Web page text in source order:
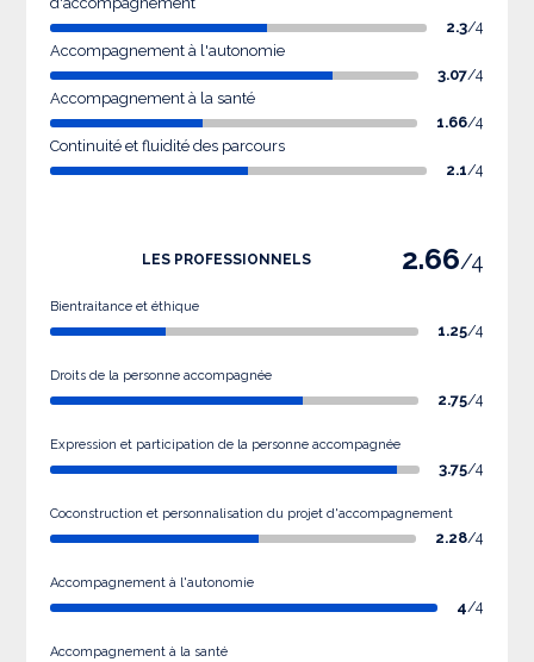
2.3/4
Accompagnement à l'autonomie
3.07/4
Accompagnement à la santé
1.66/4
Continuité et fluidité des parcours
2.1/4
LES PROFESSIONNELS 2.66/4
Bientraitance et éthique
1.25/4
Droits de la personne accompagnée
2.75/4
Expression et participation de la personne accompagnée
3.75/4
Coconstruction et personnalisation du projet d'accompagnement
2.28/4
Accompagnement à l'autonomie
4/4
Accompagnement à la santé